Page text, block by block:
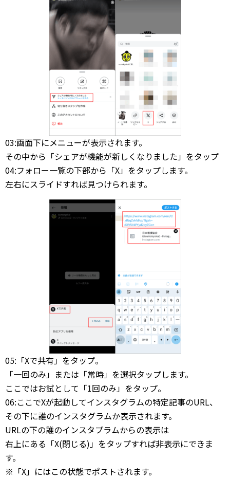
03:画面下にメニューが表示されます。
その中から「シェアが機能が新しくなりました」をタップ
04:フォロー一覧の下部から「X」をタップします。
左右にスライドすれば見つけられます。
05:「Xで共有」をタップ。
「一回のみ」または「常時」を選択タップします。
ここではお試として「1回のみ」をタップ。
06:ここでXが起動してインスタグラムの特定記事のURL、
その下に誰のインスタグラムか表示されます。
URLの下の誰のインスタプラムからの表示は
右上にある「X(閉じる)」をタップすれば非表示にできま
す。
※「X」にはこの状態でポストされます。